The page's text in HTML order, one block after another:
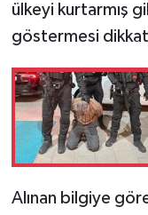
ülkeyi kurtarmış
göstermesi
Alınan bilgiye
DÜNYA